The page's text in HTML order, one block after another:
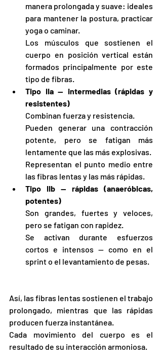
manera prolongada y suave: ideales
para mantener la postura, practicar
yoga o caminar.
Los músculos que sostienen el
cuerpo en posición vertical están
formados principalmente por este
tipo de fibras.
Tipo IIa — intermedias (rápidas y
resistentes)
Combinan fuerza y resistencia.
Pueden generar una contracción
potente, pero se fatigan más
lentamente que las más explosivas.
Representan el punto medio entre
las fibras lentas y las más rápidas.
Tipo IIb — rápidas (anaeróbicas,
potentes)
Son grandes, fuertes y veloces,
pero se fatigan con rapidez.
Se activan durante esfuerzos
cortos e intensos — como en el
sprint o el levantamiento de pesas.
Así, las fibras lentas sostienen el trabajo
prolongado, mientras que las rápidas
producen fuerza instantánea.
Cada movimiento del cuerpo es el
resultado de su interacción armoniosa.